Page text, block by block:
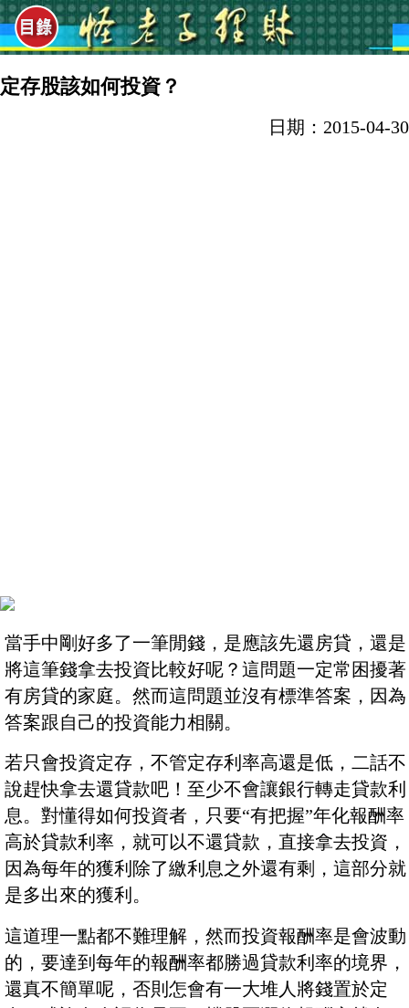
定存股該如何投資？
日期：2015-04-30
當手中剛好多了一筆閒錢，是應該先還房貸，還是
將這筆錢拿去投資比較好呢？這問題一定常困擾著
有房貸的家庭。然而這問題並沒有標準答案，因為
答案跟自己的投資能力相關。
若只會投資定存，不管定存利率高還是低，二話不
說趕快拿去還貸款吧！至少不會讓銀行轉走貸款利
息。對懂得如何投資者，只要“有把握”年化報酬率
高於貸款利率，就可以不還貸款，直接拿去投資，
因為每年的獲利除了繳利息之外還有剩，這部分就
是多出來的獲利。
這道理一點都不難理解，然而投資報酬率是會波動
的，要達到每年的報酬率都勝過貸款利率的境界，
還真不簡單呢，否則怎會有一大堆人將錢置於定